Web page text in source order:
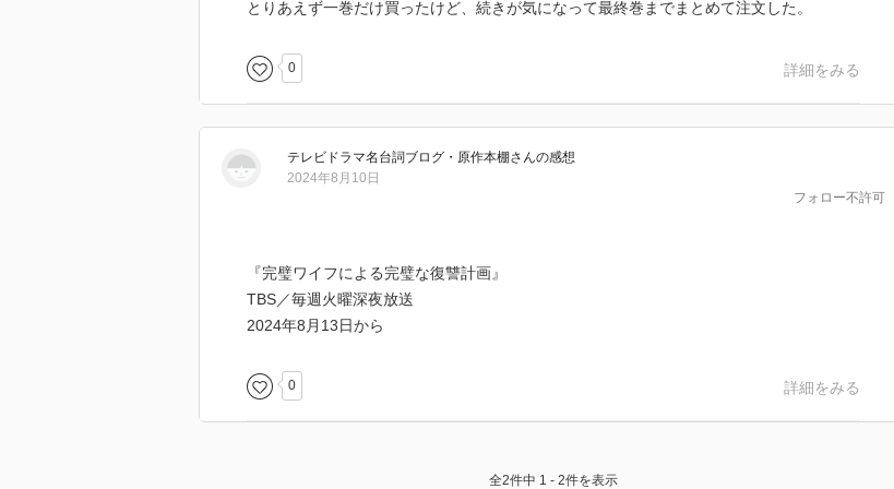
とりあえず一巻だけ買ったけど、続きが気になって最終巻までまとめて注文した。
0 詳細をみる
テレビドラマ名台詞ブログ・原作本棚さんの感想
フォロー不許可
2024年8月10日
『完璧ワイフによる完璧な復讐計画』
TBS／毎週火曜深夜放送
2024年8月13日から
0 詳細をみる
全2件中 1 - 2件を表示